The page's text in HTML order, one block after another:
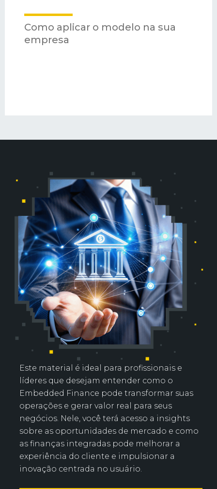
Como aplicar o modelo na sua
empresa
Este material é ideal para profissionais e
líderes que desejam entender como o
Embedded Finance pode transformar suas
operações e gerar valor real para seus
negócios. Nele, você terá acesso a insights
sobre as oportunidades de mercado e como
as finanças integradas pode melhorar a
experiência do cliente e impulsionar a
inovação centrada no usuário.